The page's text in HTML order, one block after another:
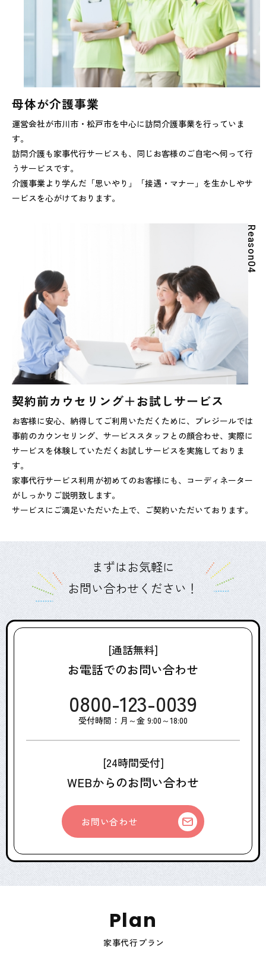
母体が介護事業
運営会社が市川市・松戸市を中心に訪問介護事業を行っていま
す。
訪問介護も家事代行サービスも、同じお客様のご自宅へ伺って行
うサービスです。
介護事業より学んだ「思いやり」「接遇・マナー」を生かしやサ
ービスを心がけております。
R
e
a
s
o
n
0
4
契約前カウセリング＋お試しサービス
お客様に安心、納得してご利用いただくために、プレジールでは
事前のカウンセリング、サービススタッフとの顔合わせ、実際に
サービスを体験していただくお試しサービスを実施しておりま
す。
家事代行サービス利用が初めてのお客様にも、コーディネーター
がしっかりご説明致します。
サービスにご満足いただいた上で、ご契約いただいております。
まずはお気軽に
お問い合わせください！
[通話無料]
お電話でのお問い合わせ
0800-123-0039
受付時間：月～金 9:00～18:00
[24時間受付]
WEBからのお問い合わせ
お問い合わせ
Plan
家事代行プラン